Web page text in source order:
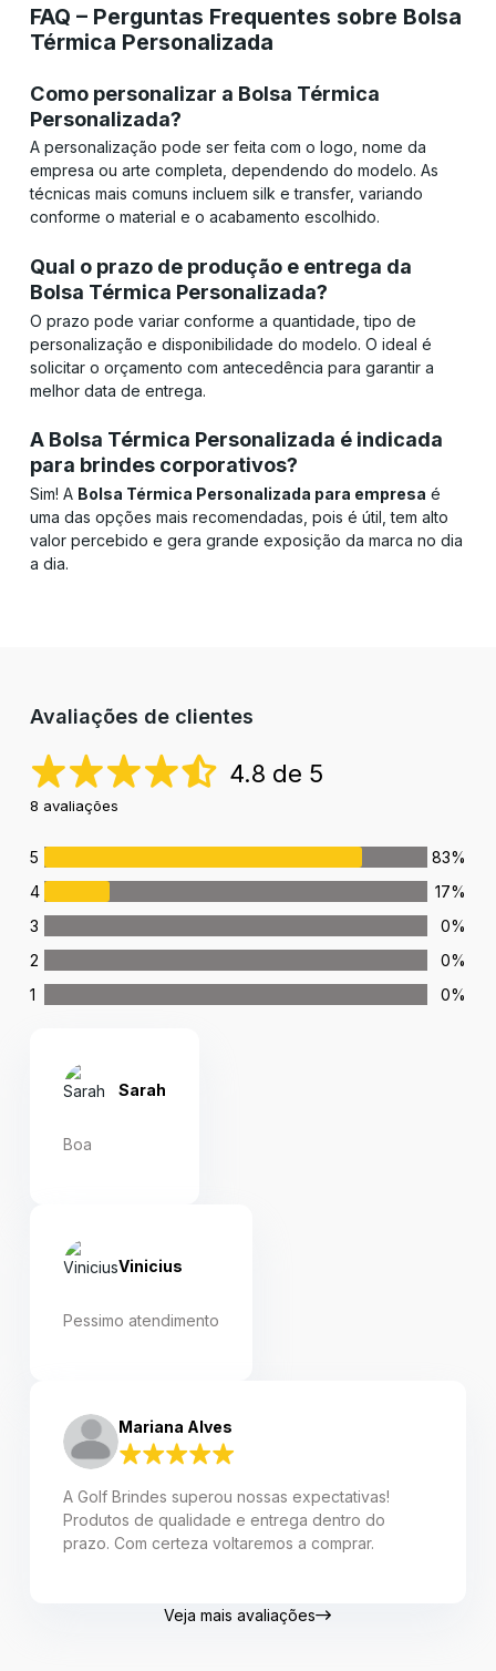
FAQ – Perguntas Frequentes sobre Bolsa
Térmica Personalizada
Como personalizar a Bolsa Térmica
Personalizada?
A personalização pode ser feita com o logo, nome da
empresa ou arte completa, dependendo do modelo. As
técnicas mais comuns incluem silk e transfer, variando
conforme o material e o acabamento escolhido.
Qual o prazo de produção e entrega da
Bolsa Térmica Personalizada?
O prazo pode variar conforme a quantidade, tipo de
personalização e disponibilidade do modelo. O ideal é
solicitar o orçamento com antecedência para garantir a
melhor data de entrega.
A Bolsa Térmica Personalizada é indicada
para brindes corporativos?
Sim! A Bolsa Térmica Personalizada para empresa é
uma das opções mais recomendadas, pois é útil, tem alto
valor percebido e gera grande exposição da marca no dia
a dia.
Avaliações de clientes
4.8 de 5
8 avaliações
5
83%
4
17%
3
0%
2
0%
1
0%
Sarah
Boa
Vinicius
Pessimo atendimento
Mariana Alves
A Golf Brindes superou nossas expectativas!
Produtos de qualidade e entrega dentro do
prazo. Com certeza voltaremos a comprar.
Veja mais avaliações